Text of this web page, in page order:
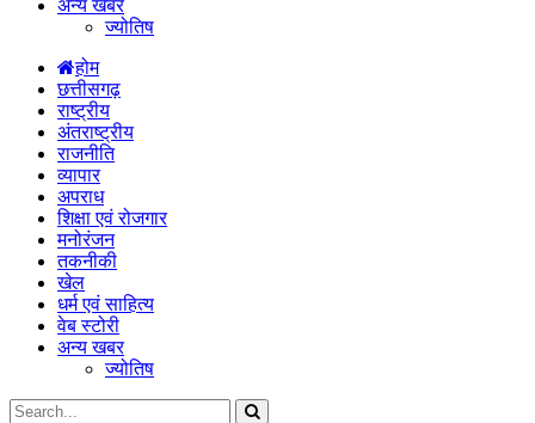
अन्य खबर
ज्योतिष
होम
छत्तीसगढ़
राष्ट्रीय
अंतराष्ट्रीय
राजनीति
व्यापार
अपराध
शिक्षा एवं रोजगार
मनोरंजन
तकनीकी
खेल
धर्म एवं साहित्य
वेब स्टोरी
अन्य खबर
ज्योतिष